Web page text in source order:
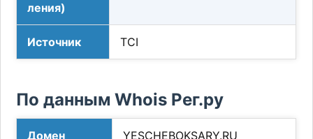
ления)
Источник TCI
По данным Whois Рег.ру
Домен YESCHEBOKSARY.RU